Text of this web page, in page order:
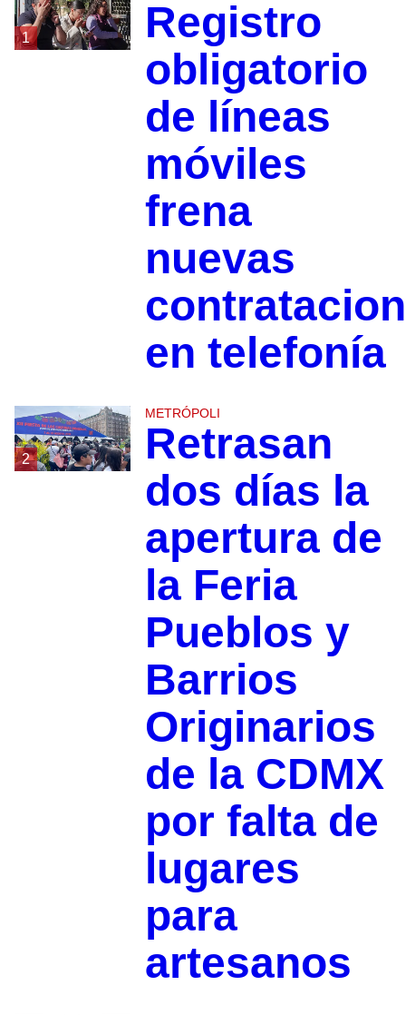
1
Registro
obligatorio
de líneas
móviles
frena
nuevas
en telefonía
2
METRÓPOLI
Retrasan
dos días la
apertura de
la Feria
Pueblos y
Barrios
Originarios
de la CDMX
por falta de
lugares
para
artesanos